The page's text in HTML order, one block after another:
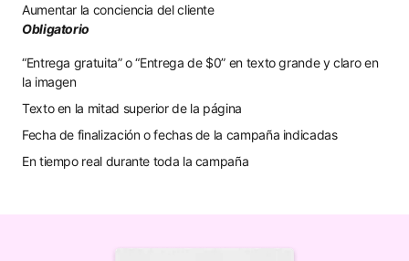
Aumentar la conciencia del cliente
Obligatorio
“Entrega gratuita” o “Entrega de $0” en texto grande y claro en
la imagen
Texto en la mitad superior de la página
Fecha de finalización o fechas de la campaña indicadas
En tiempo real durante toda la campaña